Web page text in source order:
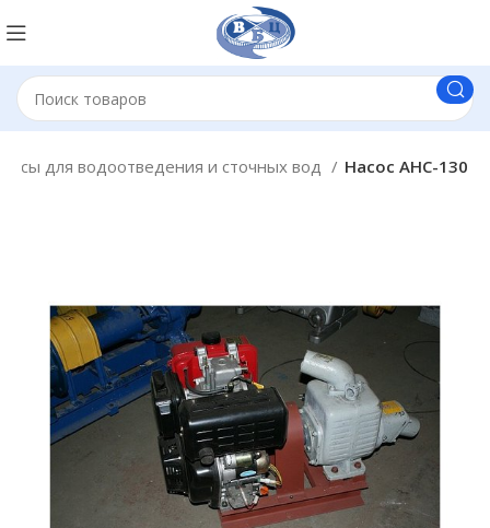
для водоотведения и сточных вод Насос АНС-130